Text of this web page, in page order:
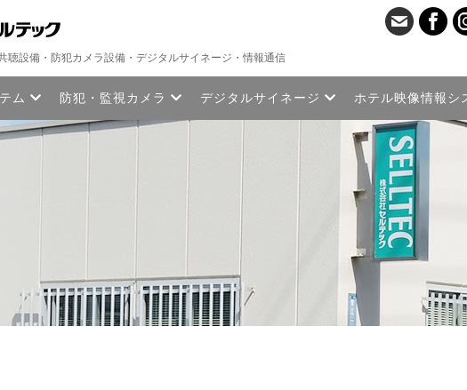
設備・防犯カメラ設備・デジタルサイネージ・情報通信
ム 防犯・監視カメラ デジタルサイネージ ホテル映像情報シ